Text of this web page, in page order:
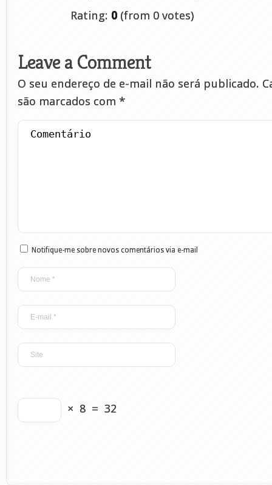
Rating: 0 (from 0 votes)
Leave a Comment
O seu endereço de e-mail não será publicado.
são marcados com *
Notifique-me sobre novos comentários via e-mail
× 8 = 32